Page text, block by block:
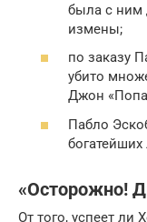
была с ним
измены;
по заказу
убито
Джон
Пабло
«Осторожно!
От того, успеет ли